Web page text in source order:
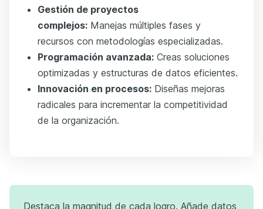
Gestión de proyectos
complejos: Manejas múltiples fases y
recursos con metodologías especializadas.
Programación avanzada: Creas soluciones
optimizadas y estructuras de datos eficientes.
Innovación en procesos: Diseñas mejoras
radicales para incrementar la competitividad
de la organización.
Destaca la magnitud de cada logro. Añade datos